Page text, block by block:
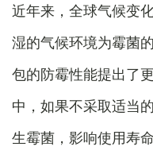
近年来，全球气候变
湿的气候环境为霉菌
包的防霉性能提出了
中，如果不采取适当
生霉菌，影响使用寿命